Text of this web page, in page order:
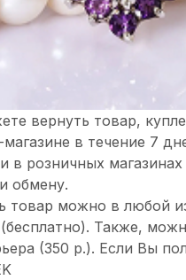
вернуть товар,
в течение 7
в розничных
обмену.
товар можно в любой
Также,
(350 р.). Если Вы